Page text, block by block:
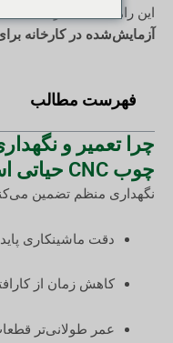
این راهنما به اشتراک
آزمایش‌شده در کارخانه
فهرست مطالب
چرا تعمیر و
چوب CNC حیاتی است؟
نگهداری منظم تضمین
دقت ماشینکاری
کاهش زمان از
عمر طولانی‌تر